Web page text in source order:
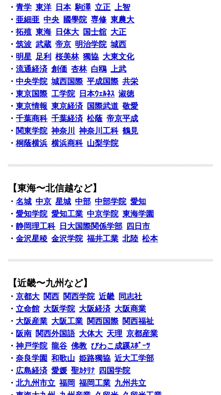
・青学 東洋 日本 駒澤 立正
上智
・ 亜細亜 中央 國學院 専修 東農大
・拓殖 東海 日体大 国士舘 大正
・筑波 武蔵 帝京 明治学院 城西
・ 明星 足利 桜美林 獨協 大東文化
・流通経済 創価 杏林 白鴎
上武
・中央学院 城西国際 平成国際 共栄
・東京国際 工学院 日本ｳｪﾙﾈｽ 淑徳
・東京情報 東京経済 国際武道 敬愛
・千葉商科 千葉経済 松蔭 帝京平成
・ 関東学院 神奈川 神奈川工科 鶴見
・桐蔭横浜 横浜商科 山梨学院
【東海〜北信越など】
・名城 中京 星城 中部 中部学院 愛知
・愛知学院 愛知工業 中京学院 東海学園
・静岡理工科 日大国際関係学部
四日市
・金沢星稜 金沢学院 福井工業 北陸 松本
【近畿〜九州など】
・京都大 関西 関西学院 近畿
同志社
・ 立命館 大阪学院 大阪経済 大阪商業
・ 大阪産業 大阪工業 関西国際 関西福祉
・ 阪南 関西外国語 大体大 天理 京都産業
・神戸学院 龍谷 佛教 びわこ成蹊ｽﾎﾟｰﾂ
・奈良学園 和歌山 姫路獨協 近大工学部
・ 広島経済 愛媛 聖ｶﾀﾘﾅ
四国学院
・北九州市立 福岡 福岡工業 九州共立